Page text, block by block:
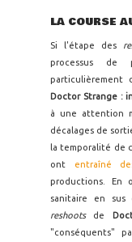
LA COURSE
Si l'étape des
processus de
particulièrement
Doctor Strange :
à une attention
décalages de
la temporalité de
ont
entraîné
productions. En
sanitaire en
reshoots de
"conséquents"